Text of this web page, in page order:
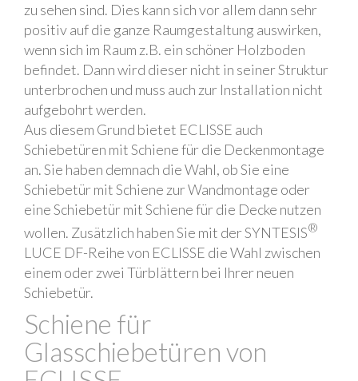
zu sehen sind. Dies kann sich vor allem dann sehr
positiv auf die ganze Raumgestaltung auswirken,
wenn sich im Raum z.B. ein schöner Holzboden
befindet. Dann wird dieser nicht in seiner Struktur
unterbrochen und muss auch zur Installation nicht
aufgebohrt werden.
Aus diesem Grund bietet ECLISSE auch
Schiebetüren mit Schiene für die Deckenmontage
an. Sie haben demnach die Wahl, ob Sie eine
Schiebetür mit Schiene zur Wandmontage oder
eine Schiebetür mit Schiene für die Decke nutzen
wollen. Zusätzlich haben Sie mit der SYNTESIS®
LUCE DF-Reihe von ECLISSE die Wahl zwischen
einem oder zwei Türblättern bei Ihrer neuen
Schiebetür.
Schiene für
Glasschiebetüren von